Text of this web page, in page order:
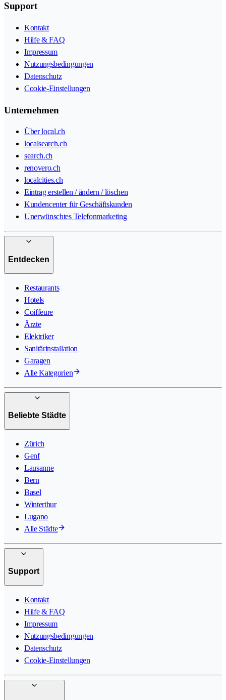
Support
Kontakt
Hilfe & FAQ
Impressum
Nutzungsbedingungen
Datenschutz
Cookie-Einstellungen
Unternehmen
Über local.ch
localsearch.ch
search.ch
renovero.ch
localcities.ch
Eintrag erstellen / ändern / löschen
Kundencenter für Geschäftskunden
Unerwünschtes Telefonmarketing
Entdecken
Restaurants
Hotels
Coiffeure
Ärzte
Elektriker
Sanitärinstallation
Garagen
Alle Kategorien
Beliebte Städte
Zürich
Genf
Lausanne
Bern
Basel
Winterthur
Lugano
Alle Städte
Support
Kontakt
Hilfe & FAQ
Impressum
Nutzungsbedingungen
Datenschutz
Cookie-Einstellungen